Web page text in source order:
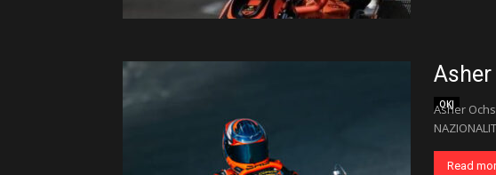
OKJ
Asher
Read